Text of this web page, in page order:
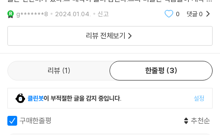
튀프」, 「동 쥐앙」, 「인간 혐오자」를 수록한 선집 역시 세계문학 시리즈로 출
간한 바 있다.
「수전노」는 몰리에르가 이미 수많은 작품들을 통해 스스로의 연극 세계를
무엇보다 주인공 아르파공의 욕망과 집착이 부각되는 성격희극의 대표작
이라는 점에서 주목할 만하다. 몰리에르는 당시 경직되고 전형적인 인물들
보편적인 인간 본성을 담아낼 수 있는 살아 숨 쉬는 인물형을 만들고자 했
다. 수전노인 주인공 아르파공에게 돈은 친구이자 목숨이며 세상을 살아가
는 이유다. 자식들보다 돈이 중하니, 아르파공은 아들과 딸까지 돈 많은 과
역되었으면 좋겠다.열린책들에서 계속 출간해줬으면 좋겠다.150자를 다
채우자 150자
g*******8 2024.01.04. 신고 0 댓글0
리뷰 전체보기
리뷰 1 한줄평 3
클린봇이 부적절한 글을 감지 중입니다. 설정
구매한줄평 추천순